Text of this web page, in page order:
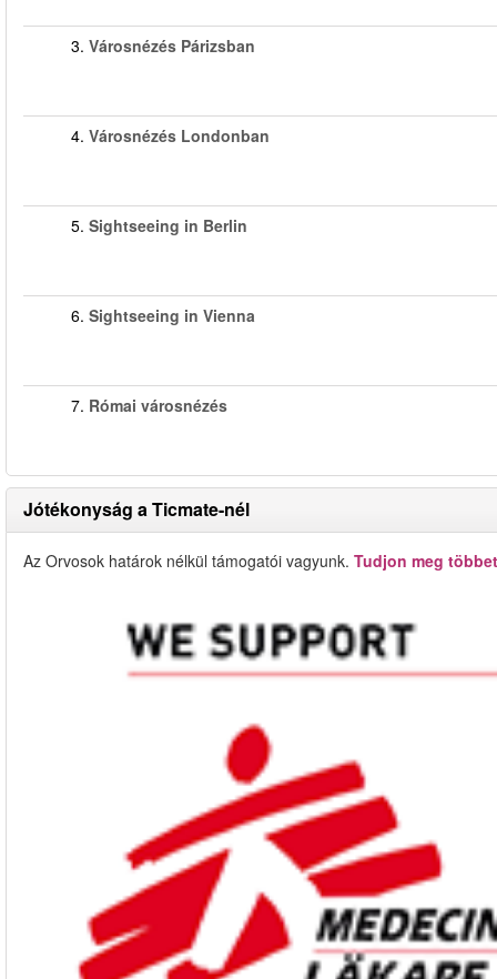
3. Városnézés Párizsban
4. Városnézés Londonban
5. Sightseeing in Berlin
6. Sightseeing in Vienna
7. Római városnézés
Jótékonyság a Ticmate-nél
Az Orvosok határok nélkül támogatói vagyunk. Tudjon meg